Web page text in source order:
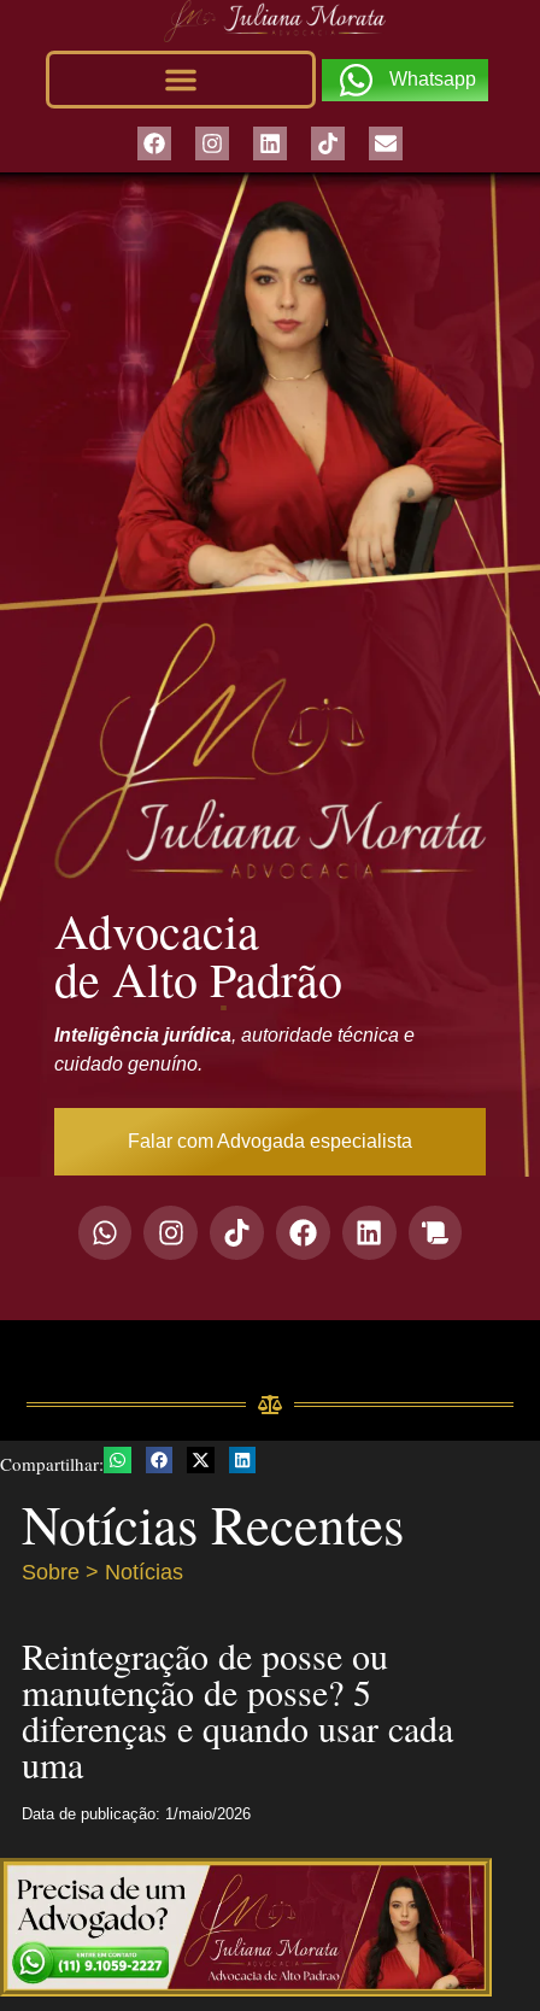
Whatsapp
Advocacia
de Alto Padrão
Inteligência jurídica, autoridade técnica e
cuidado genuíno.
Falar com Advogada especialista
Compartilhar:
Notícias Recentes
Sobre > Notícias
Reintegração de posse ou
manutenção de posse? 5
diferenças e quando usar cada
uma
Data de publicação: 1/maio/2026